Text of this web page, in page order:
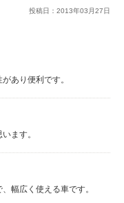
投稿日： 2013年03 月27日
あり便利です。
ます。
幅広く使える車です。